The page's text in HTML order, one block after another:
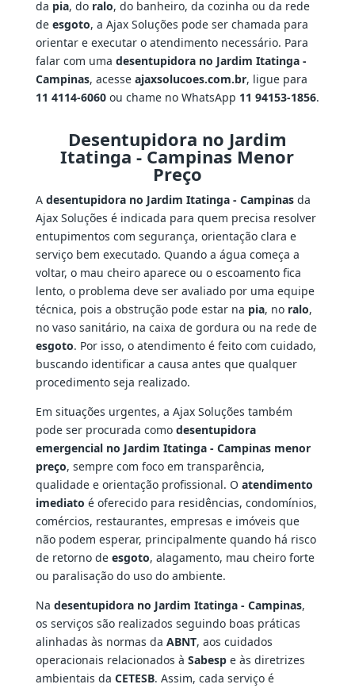
da pia, do ralo, do banheiro, da cozinha ou da rede
de esgoto, a Ajax Soluções pode ser chamada para
orientar e executar o atendimento necessário. Para
falar com uma desentupidora no Jardim Itatinga -
Campinas, acesse ajaxsolucoes.com.br, ligue para
11 4114-6060ou chame no WhatsApp 11 94153-1856.
Desentupidora no Jardim
Itatinga - Campinas Menor
Preço
A desentupidora no Jardim Itatinga - Campinasda
Ajax Soluções é indicada para quem precisa resolver
entupimentos com segurança, orientação clara e
serviço bem executado. Quando a água começa a
voltar, o mau cheiro aparece ou o escoamento fica
lento, o problema deve ser avaliado por uma equipe
técnica, pois a obstrução pode estar na pia, no ralo,
no vaso sanitário, na caixa de gordura ou na rede de
esgoto. Por isso, o atendimento é feito com cuidado,
buscando identificar a causa antes que qualquer
procedimento seja realizado.
Em situações urgentes, a Ajax Soluções também
pode ser procurada como desentupidora
emergencial no Jardim Itatinga - Campinas menor
preço, sempre com foco em transparência,
qualidade e orientação profissional. O atendimento
imediato é oferecido para residências, condomínios,
comércios, restaurantes, empresas e imóveis que
não podem esperar, principalmente quando há risco
de retorno de esgoto, alagamento, mau cheiro forte
ou paralisação do uso do ambiente.
Na desentupidora no Jardim Itatinga - Campinas,
os serviços são realizados seguindo boas práticas
alinhadas às normas da ABNT, aos cuidados
operacionais relacionados à Sabespe às diretrizes
ambientais da CETESB. Assim, cada serviço é